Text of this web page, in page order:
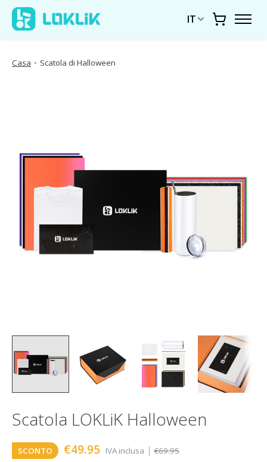
IT Carrello
Casa • Scatola di Halloween
Scatola LOKLiK Halloween
SCONTO €49.95 IVA inclusa | €69.95